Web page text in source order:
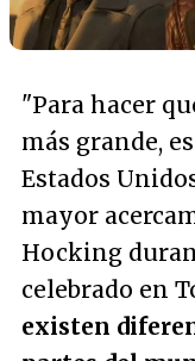
"Para hacer
más grande,
Estados
mayor
Hocking
celebrado en
existen